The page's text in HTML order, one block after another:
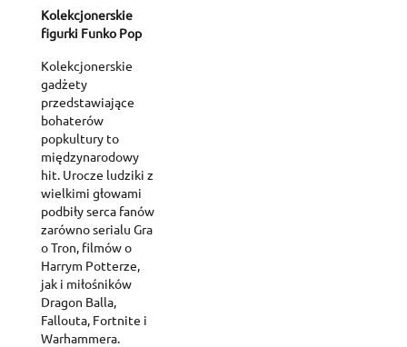
Kolekcjonerskie
figurki Funko Pop
Kolekcjonerskie
gadżety
przedstawiające
bohaterów
popkultury to
międzynarodowy
hit. Urocze ludziki z
wielkimi głowami
podbiły serca fanów
zarówno serialu Gra
o Tron, filmów o
Harrym Potterze,
jak i miłośników
Dragon Balla,
Fallouta, Fortnite i
Warhammera.